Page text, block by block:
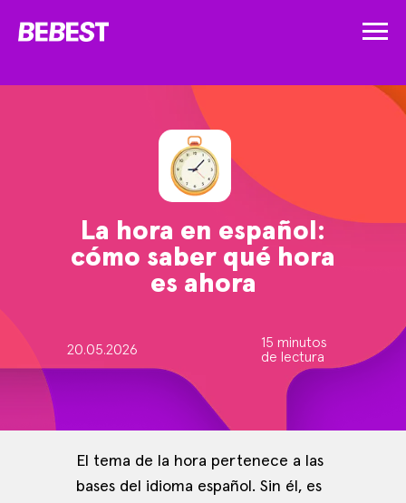
La hora en español:
cómo saber qué hora
es ahora
20.05.2026
15 minutos
de lectura
El tema de la hora pertenece a las
bases del idioma español. Sin él, es